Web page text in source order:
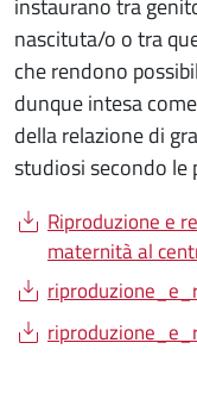
instaurano tra
nascituta/o o tra
che rendono
dunque intesa come
della relazione di
studiosi secondo le
Document
Riproduzione e
maternità al
Document
Document